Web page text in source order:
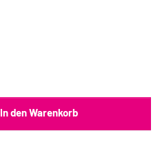
In den Warenkorb